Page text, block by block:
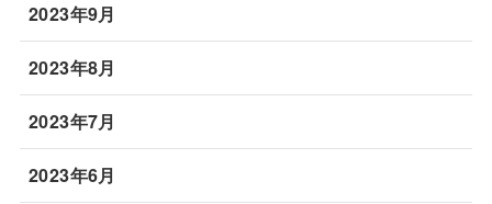
2023年9月
2023年8月
2023年7月
2023年6月